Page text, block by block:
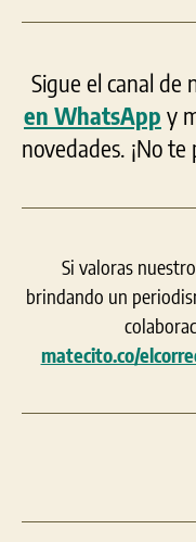
Sigue el canal de
en WhatsApp y
novedades. ¡No
Si valoras
brindando un
matecito.co/